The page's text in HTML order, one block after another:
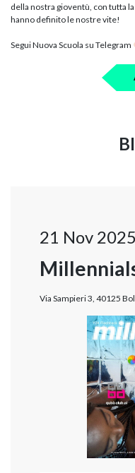
della nostra gioventù, con tutta
hanno definito le nostre vite!
Segui Nuova Scuola su Telegram
21 Nov
Via Sampieri 3, 40125